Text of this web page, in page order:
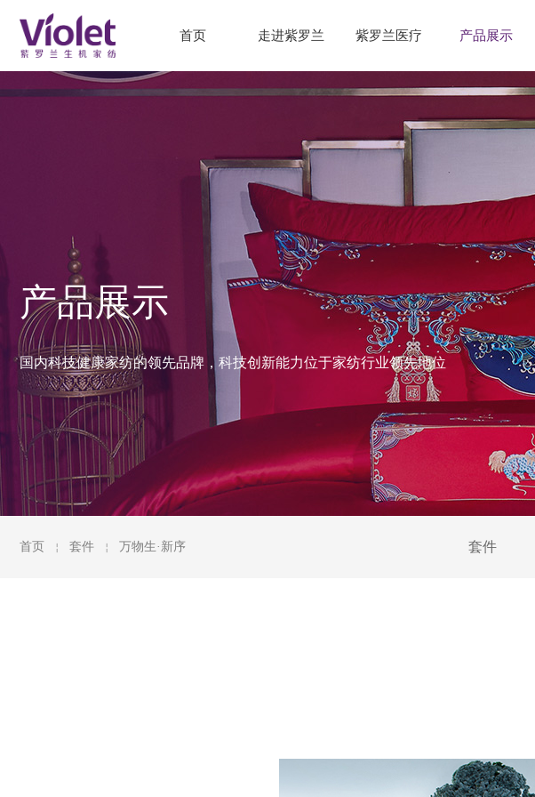
国内科技健康家纺的领先品牌，科技创新能力位于家纺行业领先地位
产品展示
首页 ￤ 套件 ￤ 万物生·新序 套件
首页 走进紫罗兰 紫罗兰医疗 产品展示